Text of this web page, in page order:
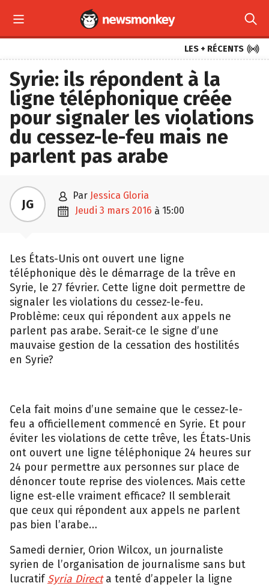
 
LES + RÉCENTS 
Syrie: ils répondent à la
ligne téléphonique créée
pour signaler les violations
du cessez-le-feu mais ne
parlent pas arabe
JG  par Jessica Gloria
 jeudi 3 mars 2016 à 15:00
Les États-Unis ont ouvert une ligne
téléphonique dès le démarrage de la trêve en
Syrie, le 27 février. Cette ligne doit permettre de
signaler les violations du cessez-le-feu.
Problème: ceux qui répondent aux appels ne
parlent pas arabe. Serait-ce le signe d’une
mauvaise gestion de la cessation des hostilités
en Syrie?
Cela fait moins d’une semaine que le cessez-le-
feu a officiellement commencé en Syrie. Et pour
éviter les violations de cette trêve, les États-Unis
ont ouvert une ligne téléphonique 24 heures sur
24 pour permettre aux personnes sur place de
dénoncer toute reprise des violences. Mais cette
ligne est-elle vraiment efficace? Il semblerait
que ceux qui répondent aux appels ne parlent
pas bien l’arabe…
Samedi dernier, Orion Wilcox, un journaliste
syrien de l’organisation de journalisme sans but
lucratif Syria Direct a tenté d’appeler la ligne